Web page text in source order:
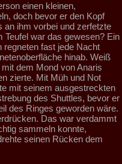
einen kleinen,
doch bevor er den Kopf
an ihm vorbei und zerfetzte
Teufel war das gewesen? Ein
fast jede Nacht
hinab. Weiß
dem Mond von Anaris
zierte. Mit Müh und Not
mit seinem ausgestreckten
des Shuttles, bevor er
des Ringes geworden wäre.
Das war verdammt
sammeln konnte,
seinen Rücken dem